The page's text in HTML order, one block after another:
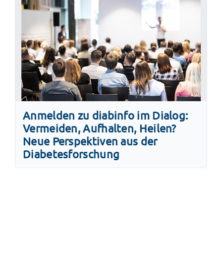
Anmelden zu diabinfo im Dialog:
Vermeiden, Aufhalten, Heilen?
Neue Perspektiven aus der
Diabetesforschung